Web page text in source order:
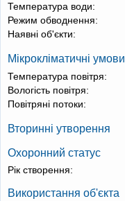
Температура води:
Режим обводнення:
Наявні об'єкти:
Мікрокліматичні умови
Температура повітря:
Вологість повітря:
Повітряні потоки:
Вторинні утворення
Охоронний статус
Рік створення:
Використання об'єкта